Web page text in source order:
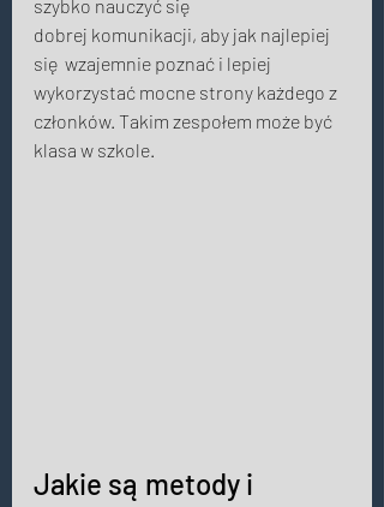
szybko nauczyć się
dobrej komunikacji, aby jak najlepiej
się  wzajemnie poznać i lepiej
wykorzystać mocne strony każdego z
członków. Takim zespołem może być
klasa w szkole.
Jakie są metody i